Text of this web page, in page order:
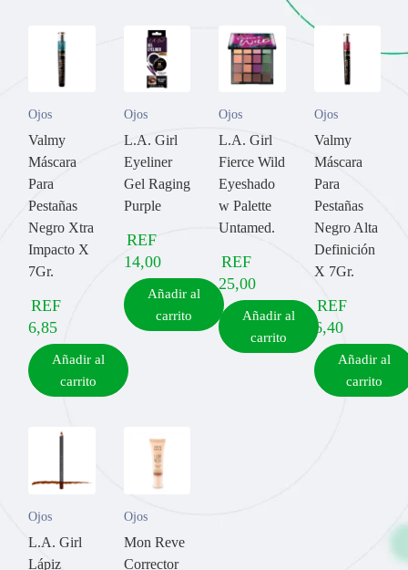
Ojos
Valmy
Máscara
Para
Pestañas
Negro Xtra
Impacto X
7Gr.
REF
6,85
Añadir al
carrito
Ojos
L.A. Girl
Eyeliner
Gel Raging
Purple
REF
14,00
Añadir al
carrito
Ojos
L.A. Girl
Fierce Wild
Eyeshado
w Palette
Untamed.
REF
25,00
Añadir al
carrito
Ojos
Valmy
Máscara
Para
Pestañas
Negro Alta
Definición
X 7Gr.
REF
6,40
Añadir al
carrito
Ojos
L.A. Girl
Lápiz
Ojos
Mon Reve
Corrector